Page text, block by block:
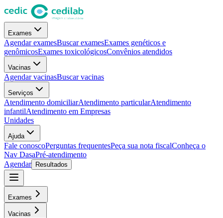
Exames
Agendar examesBuscar examesExames genéticos e
genômicosExames toxicológicosConvênios atendidos
Vacinas
Agendar vacinasBuscar vacinas
Serviços
Atendimento domiciliarAtendimento particularAtendimento
infantilAtendimento em Empresas
Unidades
Ajuda
Fale conoscoPerguntas frequentesPeça sua nota fiscalConheça o
Nav DasaPré-atendimento
Agendar
Resultados
Exames
Vacinas